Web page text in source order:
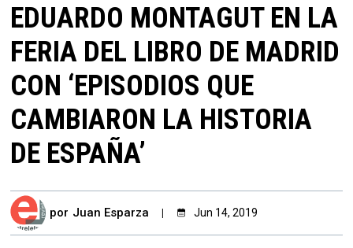
EDUARDO MONTAGUT EN LA
FERIA DEL LIBRO DE MADRID
CON ‘EPISODIOS QUE
CAMBIARON LA HISTORIA
DE ESPAÑA’
por Juan Esparza Jun 14, 2019